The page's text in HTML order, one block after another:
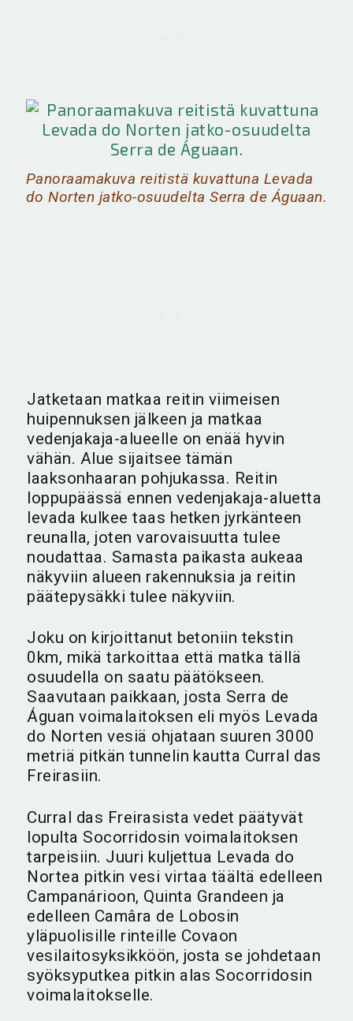
Panoraamakuva reitistä kuvattuna Levada
do Norten jatko-osuudelta Serra de Águaan.
Jatketaan matkaa reitin viimeisen
huipennuksen jälkeen ja matkaa
vedenjakaja-alueelle on enää hyvin
vähän. Alue sijaitsee tämän
laaksonhaaran pohjukassa. Reitin
loppupäässä ennen vedenjakaja-aluetta
levada kulkee taas hetken jyrkänteen
reunalla, joten varovaisuutta tulee
noudattaa. Samasta paikasta aukeaa
näkyviin alueen rakennuksia ja reitin
päätepysäkki tulee näkyviin.
Joku on kirjoittanut betoniin tekstin
0km, mikä tarkoittaa että matka tällä
osuudella on saatu päätökseen.
Saavutaan paikkaan, josta Serra de
Águan voimalaitoksen eli myös Levada
do Norten vesiä ohjataan suuren 3000
metriä pitkän tunnelin kautta Curral das
Freirasiin.
Curral das Freirasista vedet päätyvät
lopulta Socorridosin voimalaitoksen
tarpeisiin. Juuri kuljettua Levada do
Nortea pitkin vesi virtaa täältä edelleen
Campanárioon, Quinta Grandeen ja
edelleen Camâra de Lobosin
yläpuolisille rinteille Covaon
vesilaitosyksikköön, josta se johdetaan
syöksyputkea pitkin alas Socorridosin
voimalaitokselle.